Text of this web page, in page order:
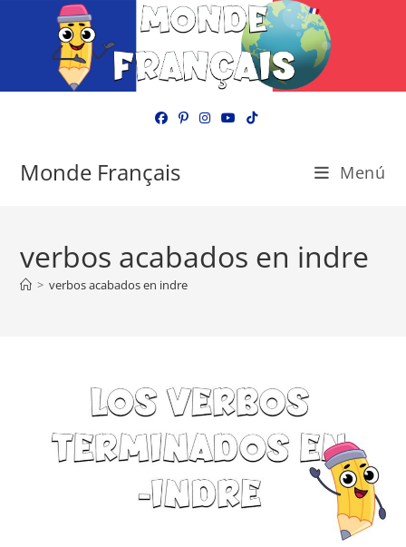
Monde Français Menú
verbos acabados en indre
> verbos acabados en indre